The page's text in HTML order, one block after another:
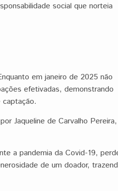
social que norteia
em janeiro de 2025 não
efetivadas, demonstrando
Jaqueline de Carvalho
a pandemia da Covid-19,
de um doador,